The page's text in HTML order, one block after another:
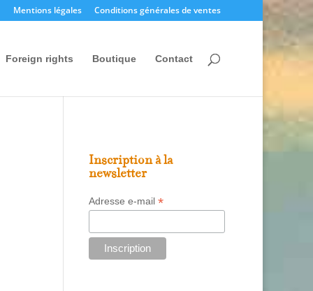
Mentions légales Conditions générales de ventes
Foreign rights Boutique Contact
Inscription à la
newsletter
Adresse e-mail *